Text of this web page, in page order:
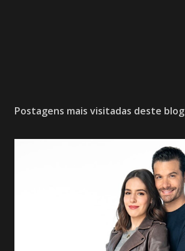
Postagens mais visitadas deste blog